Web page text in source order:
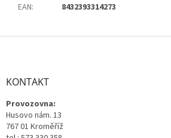
EAN: 8432393314273
Z
KONTAKT
Provozovna:
Husovo nám. 13
767 01 Kroměříž